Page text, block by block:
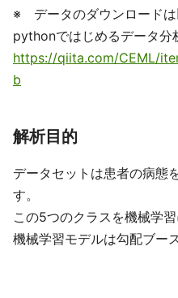
※ データのダウンロードは
pythonではじめるデータ分
https://qiita.com/CEML/
b
解析目的
データセットは患者の病態
す。
この5つのクラスを機械学習
機械学習モデルは勾配ブー